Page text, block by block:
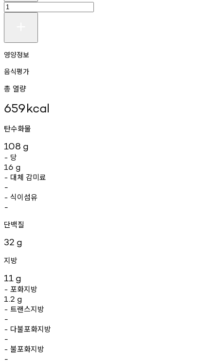
영양정보
음식평가
총 열량
659kcal
탄수화물
108 g
- 당
16 g
- 대체 감미료
-
- 식이섬유
-
단백질
32 g
지방
11 g
- 포화지방
1.2 g
- 트랜스지방
-
- 다불포화지방
-
- 불포화지방
-